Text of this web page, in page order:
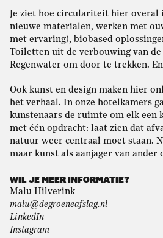
Je ziet hoe circulariteit hier overal
nieuwe materialen, werken met
met ervaring), biobased
Toiletten uit de verbouwing van de
Regenwater om door te trekken.
Ook kunst en design maken hier
het verhaal. In onze hotelkamers
kunstenaars de ruimte om elk een
met één opdracht: laat zien dat
natuur weer centraal moet staan.
maar kunst als aanjager van ander
WIL JE MEER INFORMATIE?
Malu Hilverink
malu@degroeneafslag.nl
LinkedIn
Instagram